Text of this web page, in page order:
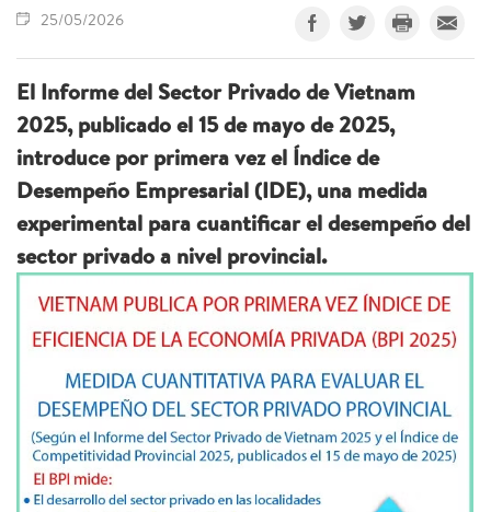
25/05/2026
El Informe del Sector Privado de Vietnam
2025, publicado el 15 de mayo de 2025,
introduce por primera vez el Índice de
Desempeño Empresarial (IDE), una medida
experimental para cuantificar el desempeño del
sector privado a nivel provincial.